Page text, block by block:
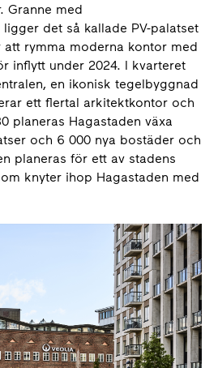
Granne med
det så kallade PV-palatset
rymma moderna kontor med
inflytt under 2024. I kvarteret
en ikonisk tegelbyggnad
ett flertal arkitektkontor och
planeras Hagastaden växa
och 6 000 nya bostäder och
planeras för ett av stadens
knyter ihop Hagastaden med